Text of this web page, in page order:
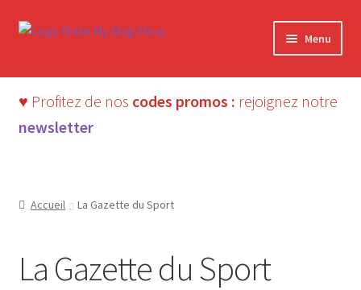
Aller
Aller
Menu
♥ Profitez de nos codes promos : rejoignez notre
newsletter
Accueil La Gazette du Sport
La Gazette du Sport